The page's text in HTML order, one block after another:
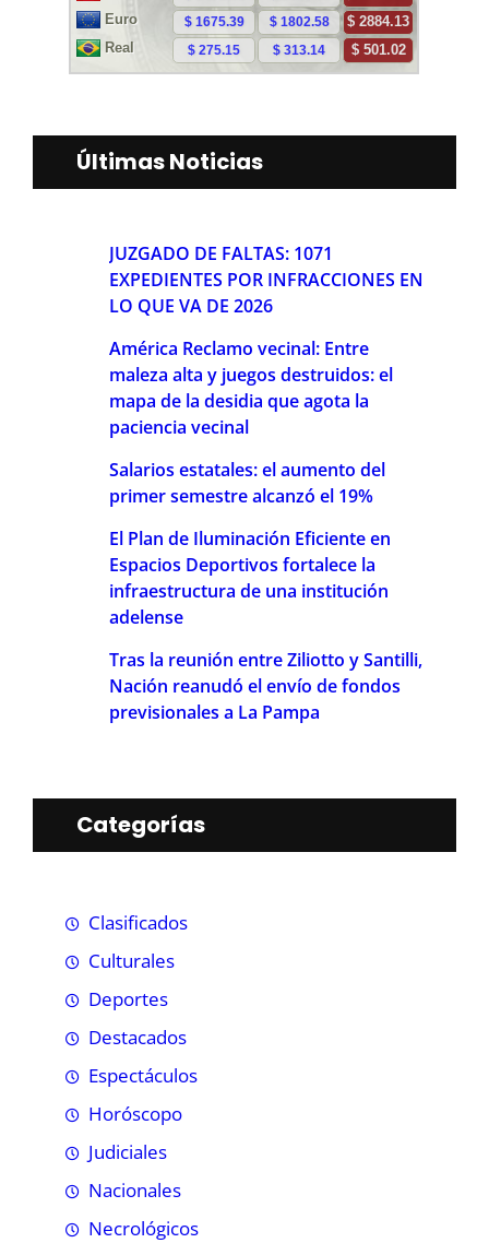
Últimas Noticias
JUZGADO DE FALTAS: 1071
EXPEDIENTES POR INFRACCIONES EN
LO QUE VA DE 2026
América Reclamo vecinal: Entre
maleza alta y juegos destruidos: el
mapa de la desidia que agota la
paciencia vecinal
Salarios estatales: el aumento del
primer semestre alcanzó el 19%
El Plan de Iluminación Eficiente en
Espacios Deportivos fortalece la
infraestructura de una institución
adelense
Tras la reunión entre Ziliotto y Santilli,
Nación reanudó el envío de fondos
previsionales a La Pampa
Categorías
Clasificados
Culturales
Deportes
Destacados
Espectáculos
Horóscopo
Judiciales
Nacionales
Necrológicos